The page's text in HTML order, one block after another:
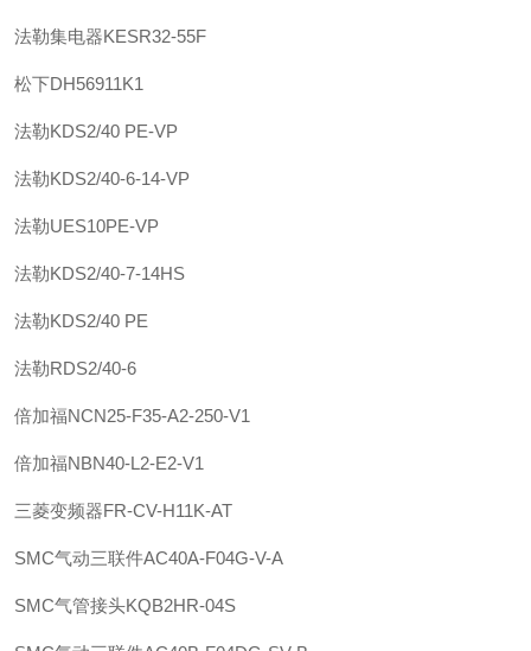
法勒集电器KESR32-55F
松下DH56911K1
法勒KDS2/40 PE-VP
法勒KDS2/40-6-14-VP
法勒UES10PE-VP
法勒KDS2/40-7-14HS
法勒KDS2/40 PE
法勒RDS2/40-6
倍加福NCN25-F35-A2-250-V1
倍加福NBN40-L2-E2-V1
三菱变频器FR-CV-H11K-AT
SMC气动三联件AC40A-F04G-V-A
SMC气管接头KQB2HR-04S